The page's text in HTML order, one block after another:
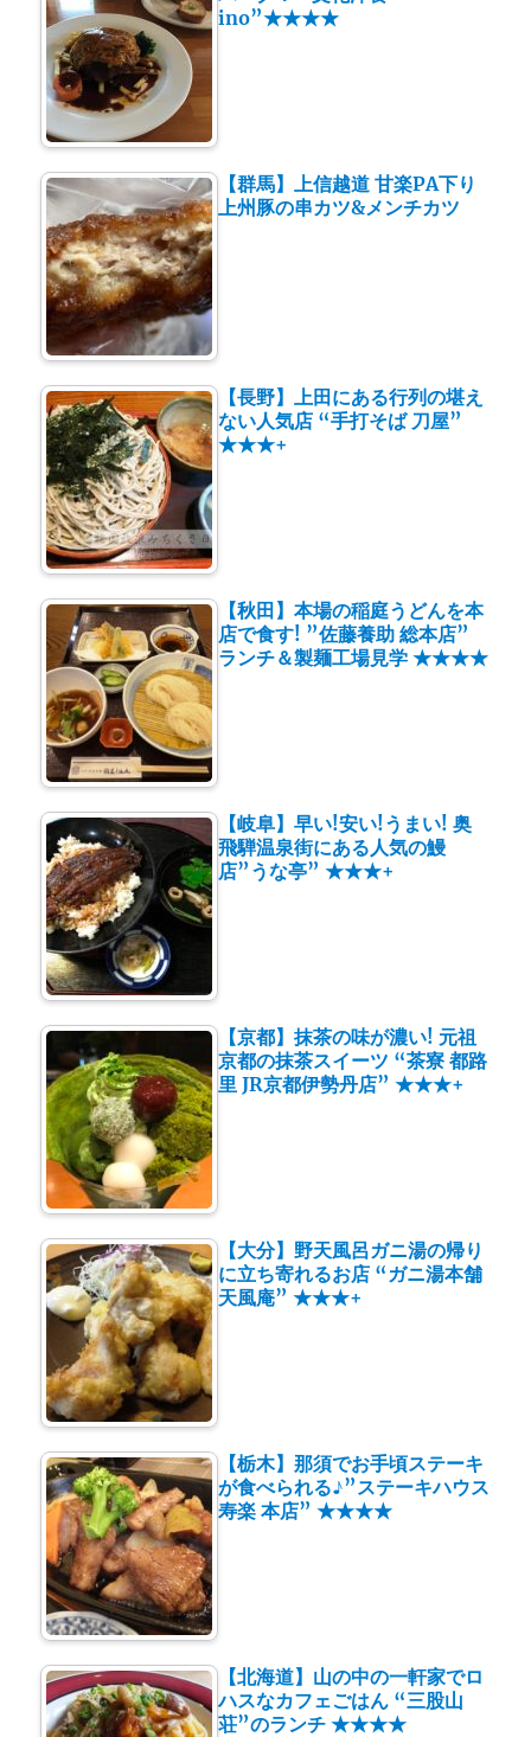
ino”★★★★
【群馬】上信越道 甘楽PA下り
上州豚の串カツ&メンチカツ
【長野】上田にある行列の堪え
ない人気店 “手打そば 刀屋”
★★★+
【秋田】本場の稲庭うどんを本
店で食す! ”佐藤養助 総本店”
ランチ＆製麺工場見学 ★★★★
【岐阜】早い!安い!うまい! 奥
飛騨温泉街にある人気の鰻
店”うな亭” ★★★+
【京都】抹茶の味が濃い! 元祖
京都の抹茶スイーツ “茶寮 都路
里 JR京都伊勢丹店” ★★★+
【大分】野天風呂ガニ湯の帰り
に立ち寄れるお店 “ガニ湯本舗
天風庵” ★★★+
【栃木】那須でお手頃ステーキ
が食べられる♪”ステーキハウス
寿楽 本店” ★★★★
【北海道】山の中の一軒家でロ
ハスなカフェごはん “三股山
荘”のランチ ★★★★